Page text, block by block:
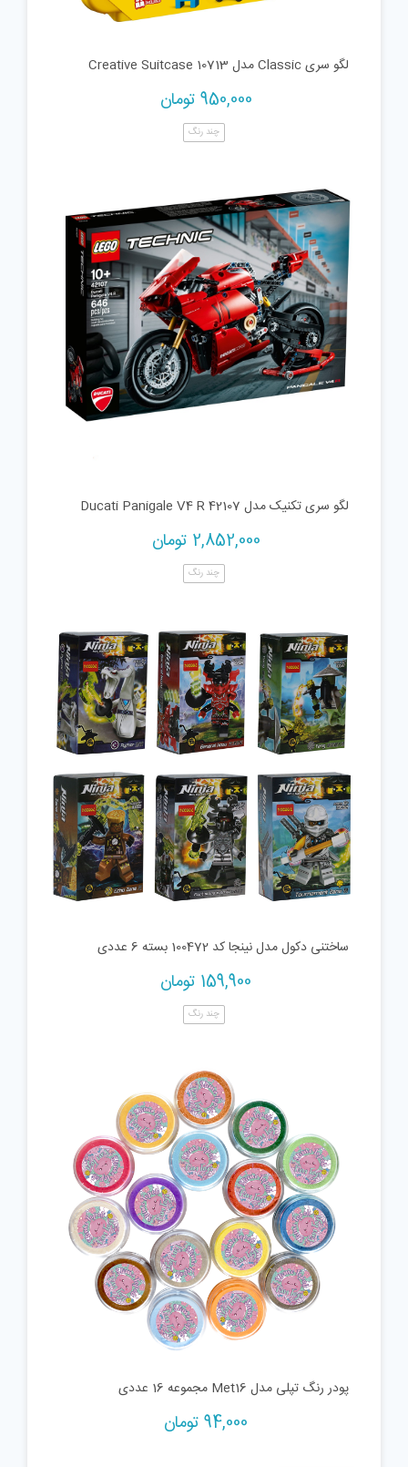
لگو سری Classic مدل Creative Suitcase 10713
950,000 تومان
چند رنگ
لگو سری تکنیک مدل Ducati Panigale V4 R 42107
2,852,000 تومان
چند رنگ
ساختنی دکول مدل نینجا کد 100472 بسته 6 عددی
159,900 تومان
چند رنگ
پودر رنگ تپلی مدل Met16 مجموعه 16 عددی
94,000 تومان